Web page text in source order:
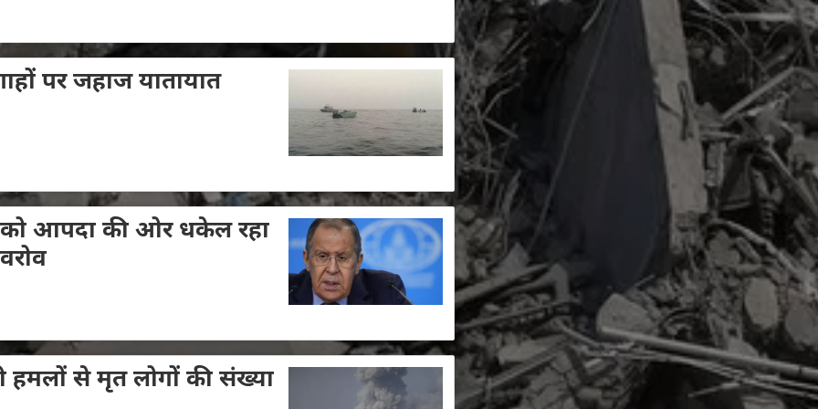
पर जहाज यातायात
को आपदा की ओर धकेल रहा
हमलों से मृत लोगों की संख्या